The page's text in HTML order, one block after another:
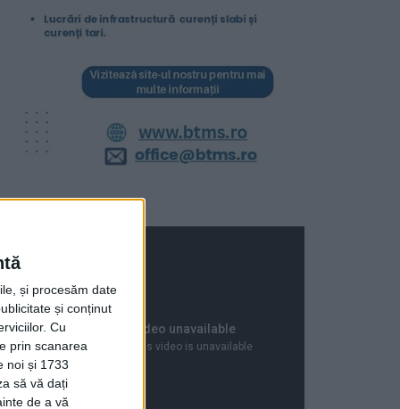
și procesăm date
și conținut
Cu
prin scanarea
noi și 1733
să vă dați
de a vă